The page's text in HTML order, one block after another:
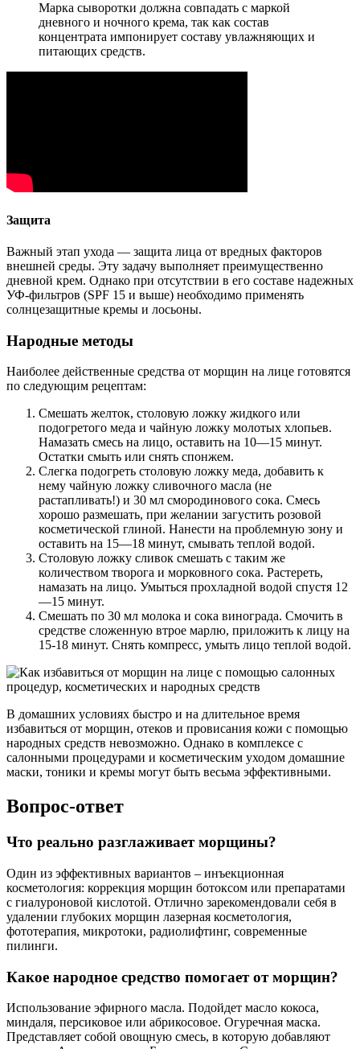
Марка сыворотки должна совпадать с маркой
дневного и ночного крема, так как состав
концентрата импонирует составу увлажняющих и
питающих средств.
Защита
Важный этап ухода — защита лица от вредных факторов
внешней среды. Эту задачу выполняет преимущественно
дневной крем. Однако при отсутствии в его составе надежных
УФ-фильтров (SPF 15 и выше) необходимо применять
солнцезащитные кремы и лосьоны.
Народные методы
Наиболее действенные средства от морщин на лице готовятся
по следующим рецептам:
Смешать желток, столовую ложку жидкого или
подогретого меда и чайную ложку молотых хлопьев.
Намазать смесь на лицо, оставить на 10—15 минут.
Остатки смыть или снять спонжем.
Слегка подогреть столовую ложку меда, добавить к
нему чайную ложку сливочного масла (не
растапливать!) и 30 мл смородинового сока. Смесь
хорошо размешать, при желании загустить розовой
косметической глиной. Нанести на проблемную зону и
оставить на 15—18 минут, смывать теплой водой.
Столовую ложку сливок смешать с таким же
количеством творога и морковного сока. Растереть,
намазать на лицо. Умыться прохладной водой спустя 12
—15 минут.
Смешать по 30 мл молока и сока винограда. Смочить в
средстве сложенную втрое марлю, приложить к лицу на
15-18 минут. Снять компресс, умыть лицо теплой водой.
В домашних условиях быстро и на длительное время
избавиться от морщин, отеков и провисания кожи с помощью
народных средств невозможно. Однако в комплексе с
салонными процедурами и косметическим уходом домашние
маски, тоники и кремы могут быть весьма эффективными.
Вопрос-ответ
Что реально разглаживает морщины?
Один из эффективных вариантов – инъекционная
косметология: коррекция морщин ботоксом или препаратами
с гиалуроновой кислотой. Отлично зарекомендовали себя в
удалении глубоких морщин лазерная косметология,
фототерапия, микротоки, радиолифтинг, современные
пилинги.
Какое народное средство помогает от морщин?
Использование эфирного масла. Подойдет масло кокоса,
миндаля, персиковое или абрикосовое. Огуречная маска.
Представляет собой овощную смесь, в которую добавляют